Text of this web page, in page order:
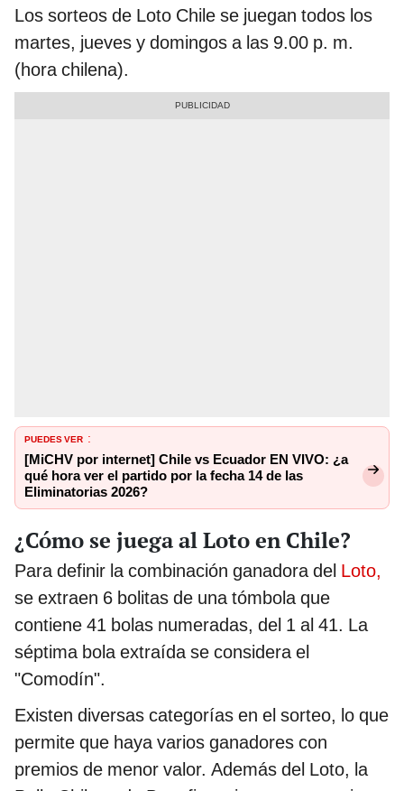
Los sorteos de Loto Chile se juegan todos los
martes, jueves y domingos a las 9.00 p. m.
(hora chilena).
PUEDES VER :
[MiCHV por internet] Chile vs Ecuador EN VIVO: ¿a
qué hora ver el partido por la fecha 14 de las
Eliminatorias 2026?
¿Cómo se juega al Loto en Chile?
Para definir la combinación ganadora del Loto,
se extraen 6 bolitas de una tómbola que
contiene 41 bolas numeradas, del 1 al 41. La
séptima bola extraída se considera el
"Comodín".
Existen diversas categorías en el sorteo, lo que
permite que haya varios ganadores con
premios de menor valor. Además del Loto, la